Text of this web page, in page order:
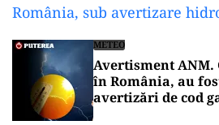
România, sub avertizare
METEO
Avertisment
în România, au
avertizări de cod